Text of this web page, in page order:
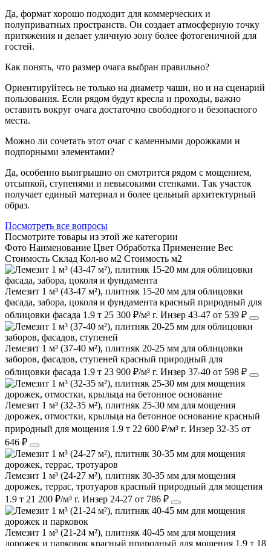
Да, формат хорошо подходит для коммерческих и
полуприватных пространств. Он создает атмосферную точку
притяжения и делает уличную зону более фотогеничной для
гостей.
Как понять, что размер очага выбран правильно?
Ориентируйтесь не только на диаметр чаши, но и на сценарий
пользования. Если рядом будут кресла и проходы, важно
оставить вокруг очага достаточно свободного и безопасного
места.
Можно ли сочетать этот очаг с каменными дорожками и
подпорными элементами?
Да, особенно выигрышно он смотрится рядом с мощением,
отсыпкой, ступенями и невысокими стенками. Так участок
получает единый материал и более цельный архитектурный
образ.
Посмотреть все вопросы
Посмотрите товары из этой же категории
Фото Наименование Цвет Обработка Применение Вес
Cтоимость Склад Кол-во м2 Стоимость м2
Лемезит 1 м³ (43-47 м²), плитняк 15-20 мм для облицовки
фасада, забора, цоколя и фундамента красный природный для
облицовки фасада 1.9 т 25 300 ₽/м³ г. Инзер 43-47 от 539 ₽
Лемезит 1 м³ (37-40 м²), плитняк 20-25 мм для облицовки
заборов, фасадов, ступеней красный природный для
облицовки фасада 1.9 т 23 900 ₽/м³ г. Инзер 37-40 от 598 ₽
Лемезит 1 м³ (32-35 м²), плитняк 25-30 мм для мощения
дорожек, отмостки, крыльца на бетонное основание красный
природный для мощения 1.9 т 22 600 ₽/м³ г. Инзер 32-35 от
646 ₽
Лемезит 1 м³ (24-27 м²), плитняк 30-35 мм для мощения
дорожек, террас, тротуаров красный природный для мощения
1.9 т 21 200 ₽/м³ г. Инзер 24-27 от 786 ₽
Лемезит 1 м³ (21-24 м²), плитняк 40-45 мм для мощения
дорожек и парковок красный природный для мощения 1.9 т 18